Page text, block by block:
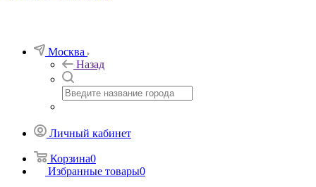
Москва
Назад
Личный кабинет
Корзина0
Избранные товары0